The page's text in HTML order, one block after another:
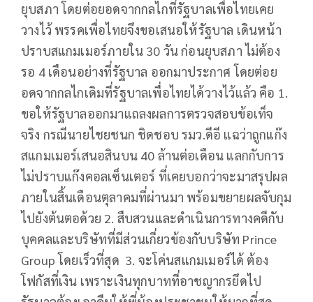
ยุบสภา โดยต่อยอดจากกลไกที่รัฐบาลเพื่อไทยเคย
วางไว้ พรรคเพื่อไทยจึงขอเสนอให้รัฐบาล เดินหน้า
ปราบสแกมเมอร์ภายใน 30 วัน ก่อนยุบสภา ไม่ต้อง
รอ 4 เดือนอย่างที่รัฐบาล ออกมาประกาศ โดยต่อย
อดจากกลไกเดิมที่รัฐบาลเพื่อไทยได้วางไว้แล้ว คือ 1.
ขอให้รัฐบาลออกมาแถลงผลการตรวจสอบข้อเท็จ
จริง กรณีนายไชยชนก ชิดชอบ รมว.ดีอี แฉว่าถูกแก๊ง
สแกมเมอร์เสนอสินบน 40 ล้านต่อเดือน แลกกับการ
ไม่ปราบแก๊งคอลเซ็นเตอร์ ที่เคยบอกว่าจะมาสรุปผล
ภายในสิ้นเดือนตุลาคมที่ผ่านมา พร้อมขยายผลจับกุม
ไปยังต้นตอด้วย 2. สืบสวนและดำเนินการทางคดีกับ
บุคคลและบริษัทที่มีส่วนเกี่ยวข้องกับบริษัท Prince
Group โดยเร็วที่สุด 3. จะโค่นสแกมเมอร์ได้ ต้อง
โฟกัสที่เงิน เพราะเงินทุกบาทที่อาชญากรยึดไป